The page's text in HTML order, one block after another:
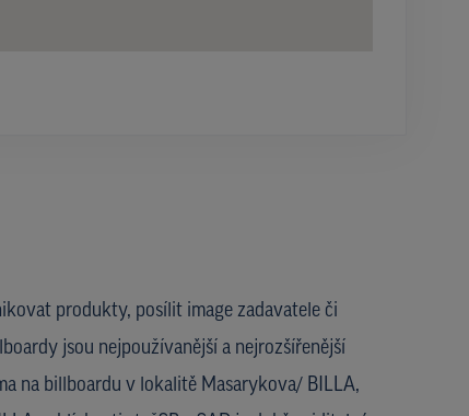
produkty, posílit image zadavatele či
jsou nejpoužívanější a nejrozšířenější
na billboardu v lokalitě Masarykova/ BILLA,